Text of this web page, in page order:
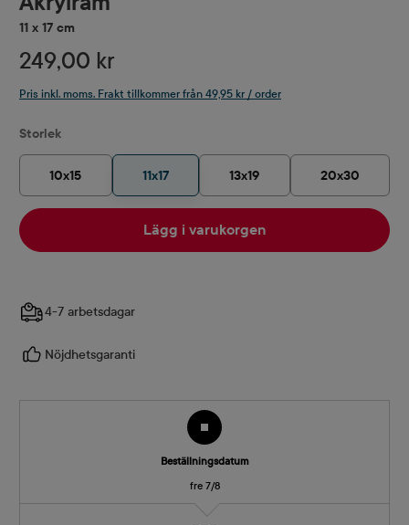
11 x 17 cm
249,00 kr
Pris inkl. moms. Frakt tillkommer från 49,95 kr / order
Välj
Storlek
10x15 11x17 13x19 20x30
Lägg i varukorgen
4-7 arbetsdagar
Nöjdhetsgaranti
Beställningsdatum
fre 7/8